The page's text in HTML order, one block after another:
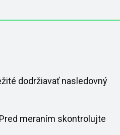
dodržiavať nasledovný
meraním skontrolujte